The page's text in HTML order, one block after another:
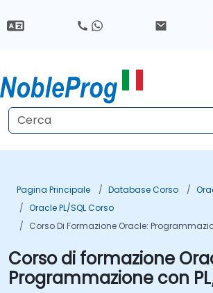
Pagina Principale Database Corso
Oracle PL/SQL Corso
Corso Di Formazione Oracle:
Corso di formazione
Programmazione con